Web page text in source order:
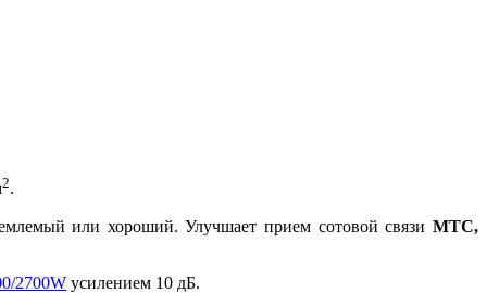
2.
или хороший. Улучшает прием сотовой связи МТС,
2700W усилением 10 дБ.